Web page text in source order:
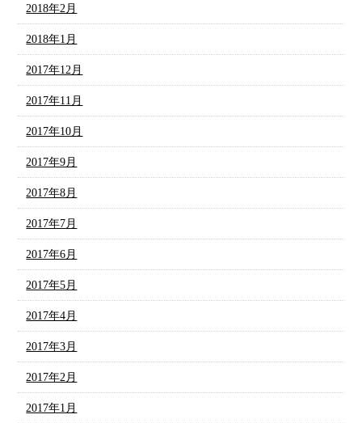
2018年2月
2018年1月
2017年12月
2017年11月
2017年10月
2017年9月
2017年8月
2017年7月
2017年6月
2017年5月
2017年4月
2017年3月
2017年2月
2017年1月